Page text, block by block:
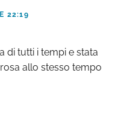
22:19
di tutti i tempi e stata
allo stesso tempo